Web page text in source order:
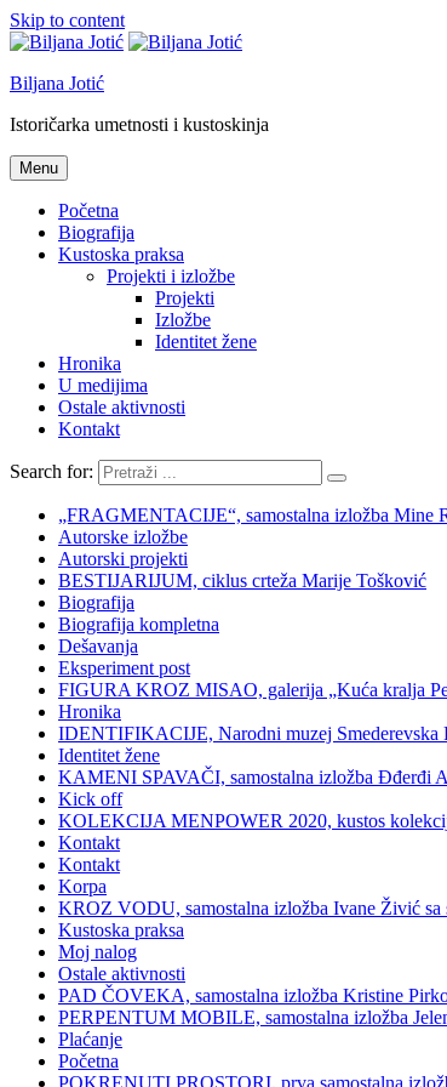
Skip to content
Biljana Jotić
Istoričarka umetnosti i kustoskinja
Menu
Početna
Biografija
Kustoska praksa
Projekti i izložbe
Projekti
Izložbe
Identitet žene
Hronika
U medijima
Ostale aktivnosti
Kontakt
Search for:
„FRAGMENTACIJE“, samostalna izložba Mine
Autorske izložbe
Autorski projekti
BESTIJARIJUM, ciklus crteža Marije Tošković
Biografija
Biografija kompletna
Dešavanja
Eksperiment post
FIGURA KROZ MISAO, galerija „Kuća kralja
Hronika
IDENTIFIKACIJE, Narodni muzej Smederevska
Identitet žene
KAMENI SPAVAČI, samostalna izložba Đđerđi
Kick off
KOLEKCIJA MENPOWER 2020, kustos
Kontakt
Kontakt
Korpa
KROZ VODU, samostalna izložba Ivane Živić sa
Kustoska praksa
Moj nalog
Ostale aktivnosti
PAD ČOVEKA, samostalna izložba Kristine
PERPENTUM MOBILE, samostalna izložba
Plaćanje
Početna
POKRENUTI PROSTORI, prva samostalna